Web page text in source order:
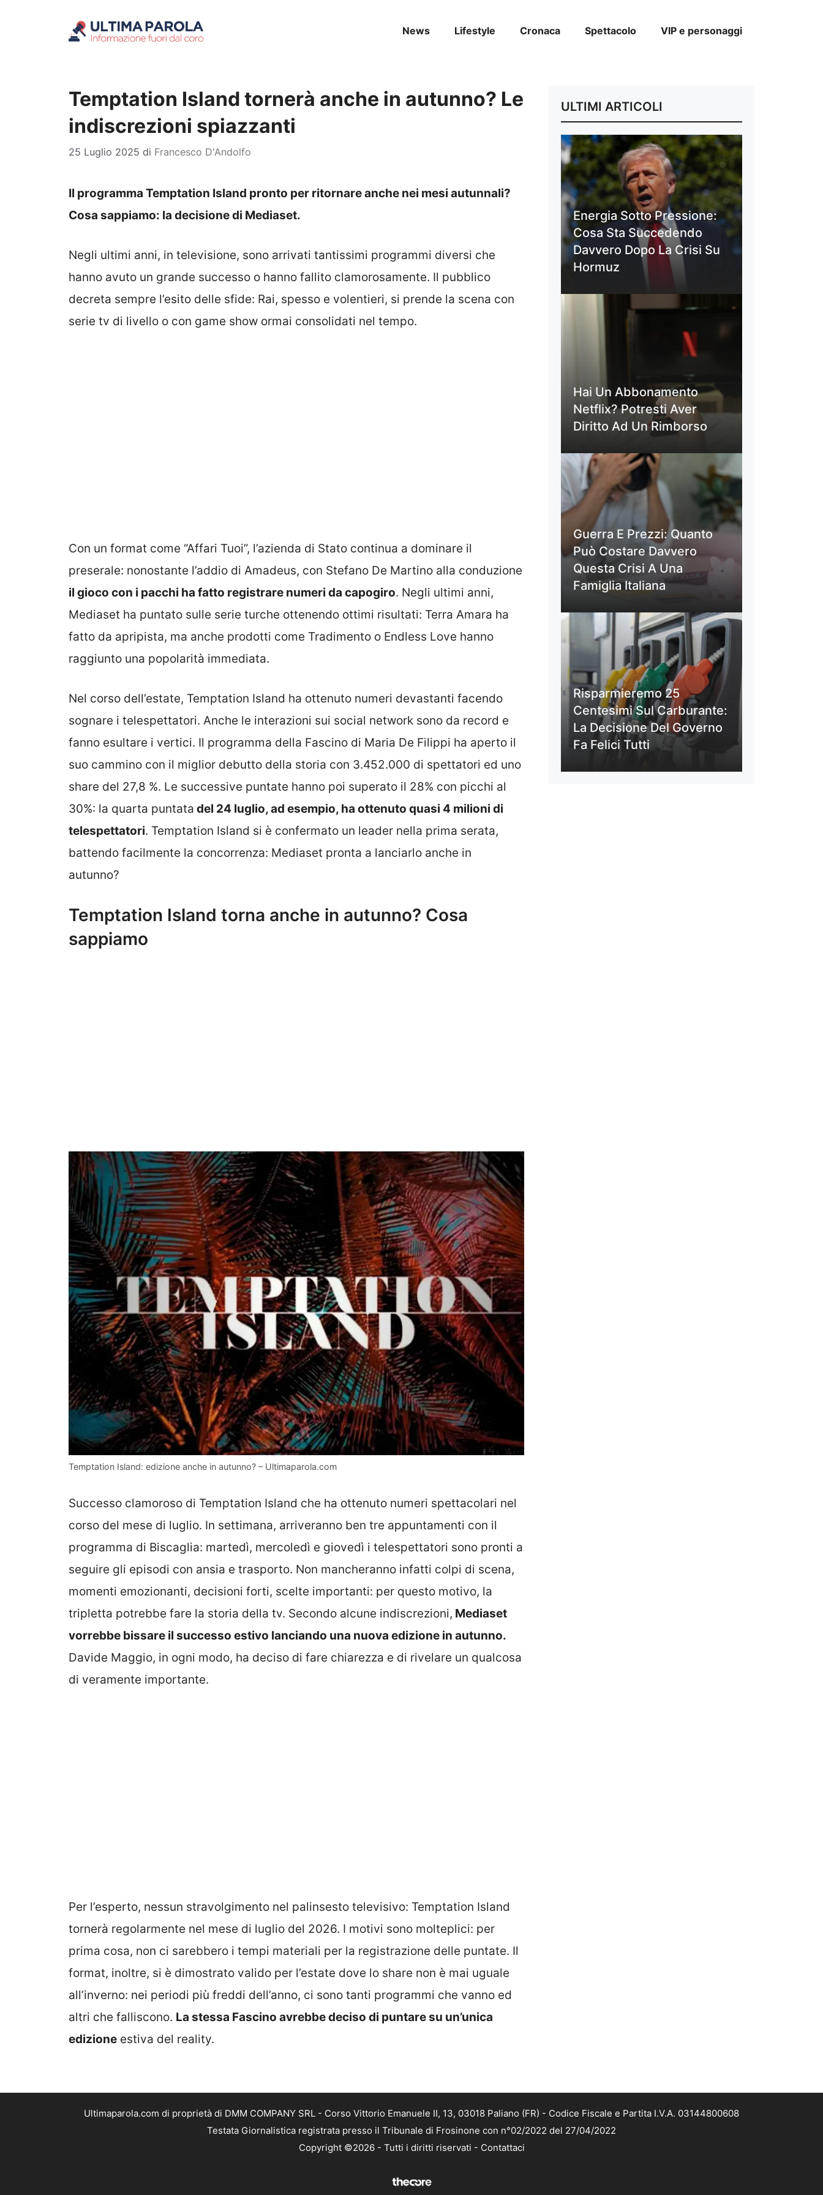
News Lifestyle Cronaca Spettacolo VIP e personaggi
Temptation Island tornerà anche in autunno? Le
indiscrezioni spiazzanti
25 Luglio 2025 di Francesco D'Andolfo
Il programma Temptation Island pronto per ritornare anche nei mesi autunnali?
Cosa sappiamo: la decisione di Mediaset.
Negli ultimi anni, in televisione, sono arrivati tantissimi programmi diversi che
hanno avuto un grande successo o hanno fallito clamorosamente. Il pubblico
decreta sempre l’esito delle sfide: Rai, spesso e volentieri, si prende la scena con
serie tv di livello o con game show ormai consolidati nel tempo.
Con un format come “Affari Tuoi”, l’azienda di Stato continua a dominare il
preserale: nonostante l’addio di Amadeus, con Stefano De Martino alla conduzione
il gioco con i pacchi ha fatto registrare numeri da capogiro. Negli ultimi anni,
Mediaset ha puntato sulle serie turche ottenendo ottimi risultati: Terra Amara ha
fatto da apripista, ma anche prodotti come Tradimento o Endless Love hanno
raggiunto una popolarità immediata.
Nel corso dell’estate, Temptation Island ha ottenuto numeri devastanti facendo
sognare i telespettatori. Anche le interazioni sui social network sono da record e
fanno esultare i vertici. Il programma della Fascino di Maria De Filippi ha aperto il
suo cammino con il miglior debutto della storia con 3.452.000 di spettatori ed uno
share del 27,8 %. Le successive puntate hanno poi superato il 28% con picchi al
30%: la quarta puntata del 24 luglio, ad esempio, ha ottenuto quasi 4 milioni di
telespettatori. Temptation Island si è confermato un leader nella prima serata,
battendo facilmente la concorrenza: Mediaset pronta a lanciarlo anche in
autunno?
Temptation Island torna anche in autunno? Cosa
sappiamo
Temptation Island: edizione anche in autunno? – Ultimaparola.com
Successo clamoroso di Temptation Island che ha ottenuto numeri spettacolari nel
corso del mese di luglio. In settimana, arriveranno ben tre appuntamenti con il
programma di Biscaglia: martedì, mercoledì e giovedì i telespettatori sono pronti a
seguire gli episodi con ansia e trasporto. Non mancheranno infatti colpi di scena,
momenti emozionanti, decisioni forti, scelte importanti: per questo motivo, la
tripletta potrebbe fare la storia della tv. Secondo alcune indiscrezioni, Mediaset
vorrebbe bissare il successo estivo lanciando una nuova edizione in autunno.
Davide Maggio, in ogni modo, ha deciso di fare chiarezza e di rivelare un qualcosa
di veramente importante.
Per l’esperto, nessun stravolgimento nel palinsesto televisivo: Temptation Island
tornerà regolarmente nel mese di luglio del 2026. I motivi sono molteplici: per
prima cosa, non ci sarebbero i tempi materiali per la registrazione delle puntate. Il
format, inoltre, si è dimostrato valido per l’estate dove lo share non è mai uguale
all’inverno: nei periodi più freddi dell’anno, ci sono tanti programmi che vanno ed
altri che falliscono. La stessa Fascino avrebbe deciso di puntare su un’unica
edizione estiva del reality.
ULTIMI ARTICOLI
Energia Sotto Pressione:
Cosa Sta Succedendo
Davvero Dopo La Crisi Su
Hormuz
Hai Un Abbonamento
Netflix? Potresti Aver
Diritto Ad Un Rimborso
Guerra E Prezzi: Quanto
Può Costare Davvero
Questa Crisi A Una
Famiglia Italiana
Risparmieremo 25
Centesimi Sul Carburante:
La Decisione Del Governo
Fa Felici Tutti
Ultimaparola.com di proprietà di DMM COMPANY SRL - Corso Vittorio Emanuele II, 13, 03018 Paliano (FR) - Codice Fiscale e Partita I.V.A. 03144800608
Testata Giornalistica registrata presso il Tribunale di Frosinone con n°02/2022 del 27/04/2022
Copyright ©2026 - Tutti i diritti riservati - Contattaci